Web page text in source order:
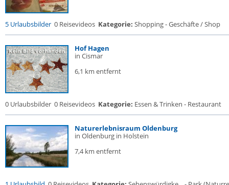
5 Urlaubsbilder 0 Reisevideos Kategorie: Shopping - Geschäfte / Shop
Hof Hagen
in Cismar
6,1 km entfernt
0 Urlaubsbilder 0 Reisevideos Kategorie: Essen & Trinken - Restaurant
Naturerlebnisraum Oldenburg
in Oldenburg in Holstein
7,4 km entfernt